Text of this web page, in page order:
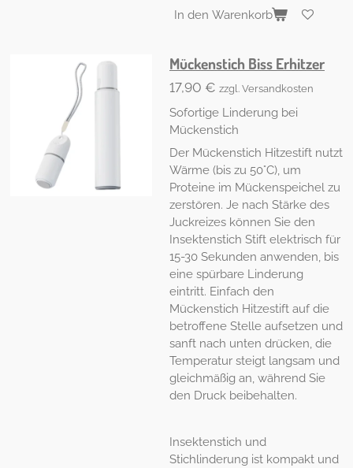
In den Warenkorb
Mückenstich Biss Erhitzer
17,90 € zzgl. Versandkosten
Sofortige Linderung bei
Mückenstich
Der Mückenstich Hitzestift nutzt
Wärme (bis zu 50°C), um
Proteine im Mückenspeichel zu
zerstören. Je nach Stärke des
Juckreizes können Sie den
Insektenstich Stift elektrisch für
15-30 Sekunden anwenden, bis
eine spürbare Linderung
eintritt. Einfach den
Mückenstich Hitzestift auf die
betroffene Stelle aufsetzen und
sanft nach unten drücken, die
Temperatur steigt langsam und
gleichmäßig an, während Sie
den Druck beibehalten.
Insektenstich und
Stichlinderung ist kompakt und